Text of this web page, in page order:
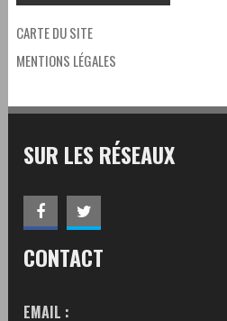
CARTE DU SITE
MENTIONS LÉGALES
SUR LES RÉSEAUX
CONTACT
EMAIL :